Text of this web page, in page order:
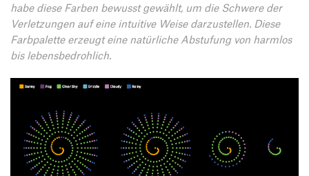
habe diese Farben bewusst gewählt, um die Schwere der
Verletzungen auf eine intuitive Weise darzustellen. Diese
Farbpalette erzeugt eine natürliche Abstufung von harmlos
bis lebensbedrohlich.